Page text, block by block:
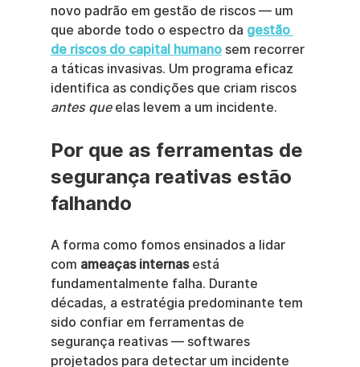
novo padrão em gestão de riscos — um
que aborde todo o espectro da gestão
de riscos do capital humano sem recorrer
a táticas invasivas. Um programa eficaz
identifica as condições que criam riscos
antes que elas levem a um incidente.
Por que as ferramentas de
segurança reativas estão
falhando
A forma como fomos ensinados a lidar
com ameaças internas está
fundamentalmente falha. Durante
décadas, a estratégia predominante tem
sido confiar em ferramentas de
segurança reativas — softwares
projetados para detectar um incidente